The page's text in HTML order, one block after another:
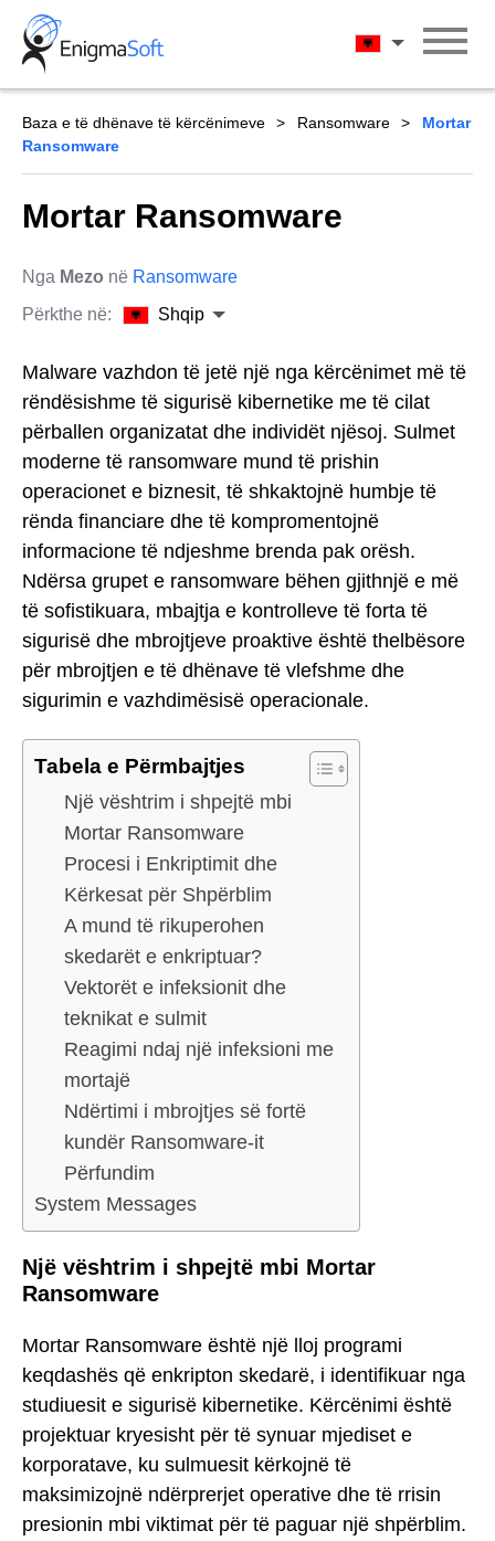
Skip
content
Shqip
Baza e të dhënave të kërcënimeve Ransomware
Mortar
Ransomware
Mortar Ransomware
Nga Mezo në Ransomware
Përkthe në:
Shqip
Malware vazhdon të jetë një nga kërcënimet më të
rëndësishme të sigurisë kibernetike me të cilat
përballen organizatat dhe individët njësoj. Sulmet
moderne të ransomware mund të prishin
operacionet e biznesit, të shkaktojnë humbje të
rënda financiare dhe të kompromentojnë
informacione të ndjeshme brenda pak orësh.
Ndërsa grupet e ransomware bëhen gjithnjë e më
të sofistikuara, mbajtja e kontrolleve të forta të
sigurisë dhe mbrojtjeve proaktive është thelbësore
për mbrojtjen e të dhënave të vlefshme dhe
sigurimin e vazhdimësisë operacionale.
Tabela e Përmbajtjes
Një vështrim i shpejtë mbi
Mortar Ransomware
Procesi i Enkriptimit dhe
Kërkesat për Shpërblim
A mund të rikuperohen
skedarët e enkriptuar?
Vektorët e infeksionit dhe
teknikat e sulmit
Reagimi ndaj një infeksioni me
mortajë
Ndërtimi i mbrojtjes së fortë
kundër Ransomware-it
Përfundim
System Messages
Një vështrim i shpejtë mbi Mortar
Ransomware
Mortar Ransomware është një lloj programi
keqdashës që enkripton skedarë, i identifikuar nga
studiuesit e sigurisë kibernetike. Kërcënimi është
projektuar kryesisht për të synuar mjediset e
korporatave, ku sulmuesit kërkojnë të
maksimizojnë ndërprerjet operative dhe të rrisin
presionin mbi viktimat për të paguar një shpërblim.